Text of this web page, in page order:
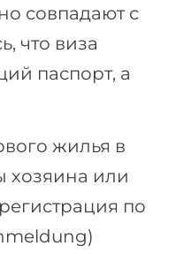
совпадают с
что виза
паспорт, а
жилья в
хозяина или
по